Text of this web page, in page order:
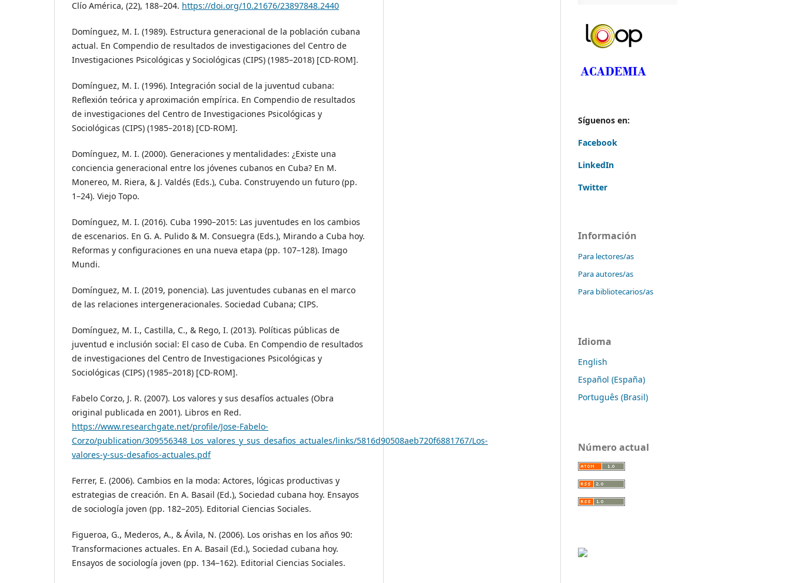
Clío América, (22), 188–204. https://doi.org/10.21676/23897848.2440
Domínguez, M. I. (1989). Estructura generacional de la población cubana
actual. En Compendio de resultados de investigaciones del Centro de
Investigaciones Psicológicas y Sociológicas (CIPS) (1985–2018) [CD-ROM].
Domínguez, M. I. (1996). Integración social de la juventud cubana:
Reflexión teórica y aproximación empírica. En Compendio de resultados
de investigaciones del Centro de Investigaciones Psicológicas y
Sociológicas (CIPS) (1985–2018) [CD-ROM].
Domínguez, M. I. (2000). Generaciones y mentalidades: ¿Existe una
conciencia generacional entre los jóvenes cubanos en Cuba? En M.
Monereo, M. Riera, & J. Valdés (Eds.), Cuba. Construyendo un futuro (pp.
1–24). Viejo Topo.
Domínguez, M. I. (2016). Cuba 1990–2015: Las juventudes en los cambios
de escenarios. En G. A. Pulido & M. Consuegra (Eds.), Mirando a Cuba hoy.
Reformas y configuraciones en una nueva etapa (pp. 107–128). Imago
Mundi.
Domínguez, M. I. (2019, ponencia). Las juventudes cubanas en el marco
de las relaciones intergeneracionales. Sociedad Cubana; CIPS.
Domínguez, M. I., Castilla, C., & Rego, I. (2013). Políticas públicas de
juventud e inclusión social: El caso de Cuba. En Compendio de resultados
de investigaciones del Centro de Investigaciones Psicológicas y
Sociológicas (CIPS) (1985–2018) [CD-ROM].
Fabelo Corzo, J. R. (2007). Los valores y sus desafíos actuales (Obra
original publicada en 2001). Libros en Red.
https://www.researchgate.net/profile/Jose-Fabelo-
Corzo/publication/309556348_Los_valores_y_sus_desafios_actuales/links/5816d90508aeb720f6881767/Los-
valores-y-sus-desafios-actuales.pdf
Ferrer, E. (2006). Cambios en la moda: Actores, lógicas productivas y
estrategias de creación. En A. Basail (Ed.), Sociedad cubana hoy. Ensayos
de sociología joven (pp. 182–205). Editorial Ciencias Sociales.
Figueroa, G., Mederos, A., & Ávila, N. (2006). Los orishas en los años 90:
Transformaciones actuales. En A. Basail (Ed.), Sociedad cubana hoy.
Ensayos de sociología joven (pp. 134–162). Editorial Ciencias Sociales.
Síguenos en:
Facebook
LinkedIn
Twitter
Información
Para lectores/as
Para autores/as
Para bibliotecarios/as
Idioma
English
Español (España)
Português (Brasil)
Número actual